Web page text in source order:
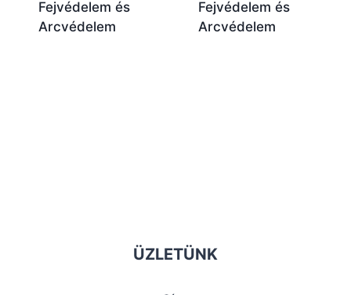
Fejvédelem és
Arcvédelem
Fejvédelem és
Arcvédelem
ÜZLETÜNK